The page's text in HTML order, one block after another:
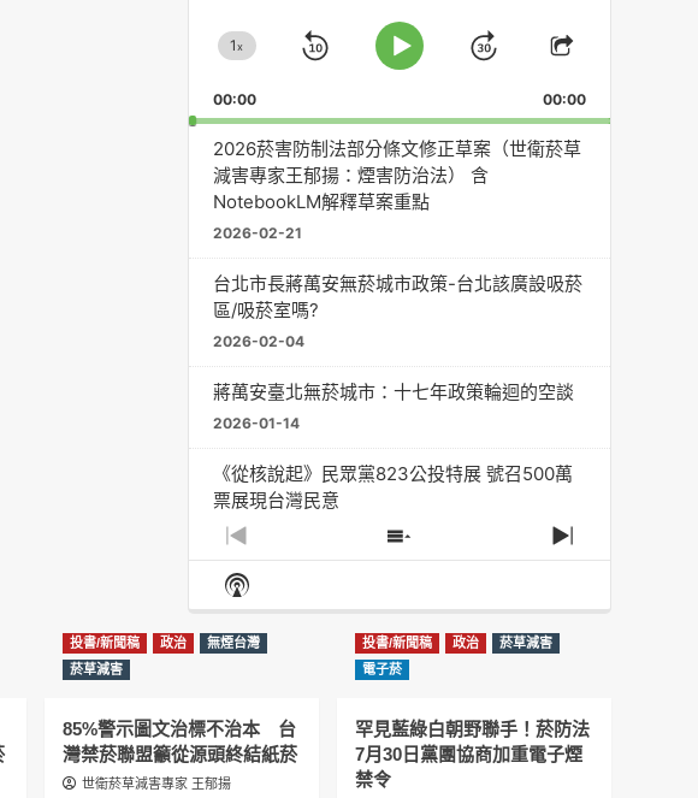
Change
Rate
1x
Skip Play
Jump
Forward
Share
Episode
00:00 00:00
2026菸害防制法部分條文修正草案（世衛菸草
減害專家王郁揚：煙害防治法） 含
NotebookLM解釋草案重點
2026-02-21
台北市長蔣萬安無菸城市政策-台北該廣設吸菸
區/吸菸室嗎?
2026-02-04
蔣萬安臺北無菸城市：十七年政策輪迴的空談
2026-01-14
《從核說起》民眾黨823公投特展 號召500萬
票展現台灣民意
2025-08-11
大罷免凸 <726,823反罷免主題曲> #大展鴻圖
2025-07-05
دليل مناصرة السجائر الإلكترونية: التاريخ الخفي
الاجتماعية #Fahad Al-Jalajel #فهد بن
عبدالرحمن الجلاجل #Sania Nishtar #ثانیہ نشتر;
2025-05-17
Previous
Episode
Show
Episodes
Next
Episode
Show
Podcast
Information
投書/新聞稿 政治
無煙台灣
菸草減害
85%警示圖文治標不治本 台
灣禁菸聯盟籲從源頭終結紙菸
世衛菸草減害專家 王郁揚
投書/新聞稿 政治
菸草減害
電子菸
罕見藍綠白朝野聯手！菸防法
7月30日黨團協商加重電子煙
禁令